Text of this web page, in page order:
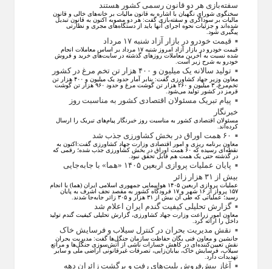
سفته‌بازی هر دو قانون رسمی کشور هستند
سخنگوی شورای نگهبان با اشاره به قانون مالیات بر خانه‌های خالی و قانون
مالیات بر سوداگری و سفته‌بازی گفت: هر دو مصوبه اکنون به قانون تبدیل
شده‌اند و جزئیات نحوه اجرای آنها باید از دستگاه‌های مجری و نظارتی
پیگیری شود.
قیمت خودرو در بازار آزاد شنبه ۱۷ مرداد
قیمت خودرو در بازار آزاد امروز شنبه ۱۷ مرداد بر اساس معاملات انجام
شده نسبت به آخرین معاملات روز‌های گذشته در سایت‌های خرید و فروش
خودرو به شرح زیر است.
تولید سالانه یک میلیون و ۴۰۰ هزار تن تخم مرغ در کشور
معاون وزیر جهاد کشاورزی گفت: بنابر آمار حدود یک میلیون و ۴۰۰ هزار تن
تخم‌مرغ، ۳ میلیون و ۲۶۰ هزار تن گوشت مرغ و حدود ۹۶۰ هزار تن گوشت
قرمز در کشور تولید می‌شود.
پیام تبریک مسئولان اقتصادی کشور به مناسبت روز
خبرنگار
مسئولان اقتصادی کشور به مناسبت روز خبرنگار پیام‌های تبریک را ارسال
کرده‌اند.
۶۰ همت اوراق در بخش کشاورزی جذب شد
معاون برنامه ریزی و امور اقتصادی وزارت جهاد کشاورزی گفت:اکنون به
نقطه‌ای رسیده که ۶۰ همت اوراق در بخش کشاورزی جذب شده؛ رقمی که
در گذشته حتی یک همت هم قابل تحقق نبود.
پایان عملیات پروازی اربعین ۱۴۰۵ «هما» با جابه‌جایی
بیش از ۳۱ هزار زائر
عملیات پروازی اربعین ۱۴۰۵ هواپیمایی جمهوری اسلامی ایران (هما) با انجام
۱۵۷ پرواز از ۱۶ شهر و ۱۷ فرودگاه کشور به مقصد نجف اشرف به پایان
رسید؛ عملیاتی که طی آن بیش از ۳۱ هزار و ۳۰۵ زائر جابه‌جا شدند.
گزارش تحلیلی کیفیت گندم ایران اعلام شد
معاون امور زراعت وزارت جهاد کشاورزی، گزارش تحلیلی کیفیت گندم تولید
داخل را ارائه کرد.
نقش مدیریت بحران در کنترل سیلاب و فرسایش خاک
جانشین و معاون فنی یگان حفاظت سازمان جنگل‌ها گفت: مدیریت بحران
نقش تعیین‌کننده‌ای در کاهش خسارات ناشی از آتش‌سوزی جنگل‌ها و مراتع،
سیلاب، فرسایش خاک، بیابان‌زایی، تصرفات غیرقانونی اراضی ملی و سایر
تهدیدات دارد.
آغاز پیش‌فروش بلیت‌های رفت و برگشت زائران دهه